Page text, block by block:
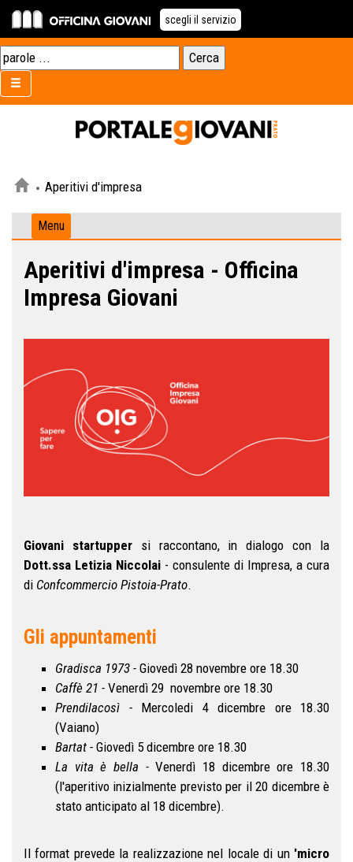
scegli il servizio
Aperitivi d'impresa
Menu
Aperitivi d'impresa - Officina
Impresa Giovani
Giovani startupper si raccontano, in dialogo con la
Dott.ssa Letizia Niccolai - consulente di Impresa, a cura
di Confcommercio Pistoia-Prato.
Gli appuntamenti
Gradisca 1973 - Giovedì 28 novembre ore 18.30
Caffè 21 - Venerdì 29 novembre ore 18.30
Prendilacosì - Mercoledi 4 dicembre ore 18.30
(Vaiano)
Bartat - Giovedì 5 dicembre ore 18.30
La vita è bella -Venerdì 18 dicembre ore 18.30
(l'aperitivo inizialmente previsto per il 20 dicembre è
stato anticipato al 18 dicembre).
Il format prevede la realizzazione nel locale di un'micro